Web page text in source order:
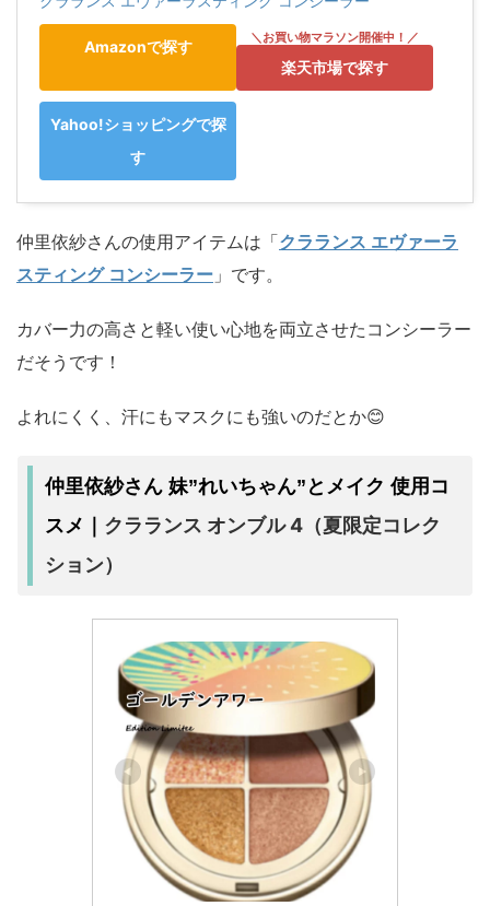
Amazonで探す
楽天市場で探す
Yahoo!ショッピングで探
す
仲里依紗さんの使用アイテムは「クラランス エヴァーラ
スティング コンシーラー 」です。
カバー力の高さと軽い使い心地を両立させたコンシーラー
だそうです！
よれにくく、汗にもマスクにも強いのだとか😊
仲里依紗さん 妹”れいちゃん”とメイク 使用コ
スメ｜ クラランス オンブル 4（夏限定コレク
ション）